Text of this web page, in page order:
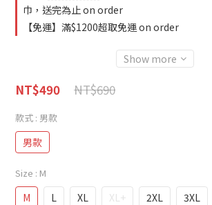
巾，送完為止 on order
【免運】滿$1200超取免運 on order
Show more
NT$690
NT$490
款式 : 男款
男款
Size : M
M L XL XL+ 2XL 3XL